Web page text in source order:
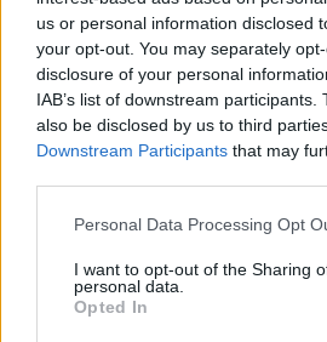
us or personal information disclosed
your opt-out. You may separately
disclosure of your personal
IAB’s list of downstream
also be disclosed by us to third
Downstream Participants that may
Personal Data Processing Opt
I want to opt-out of the Sharing
personal data.
Opted In
Peter Bosz krijgt
opdracht met PSV
Voor Bosz verandert de
competitiefase punten pakken,
tegenstander komt. De nieuwe
minder om één poule en meer om
Dat vraagt om een ander soort